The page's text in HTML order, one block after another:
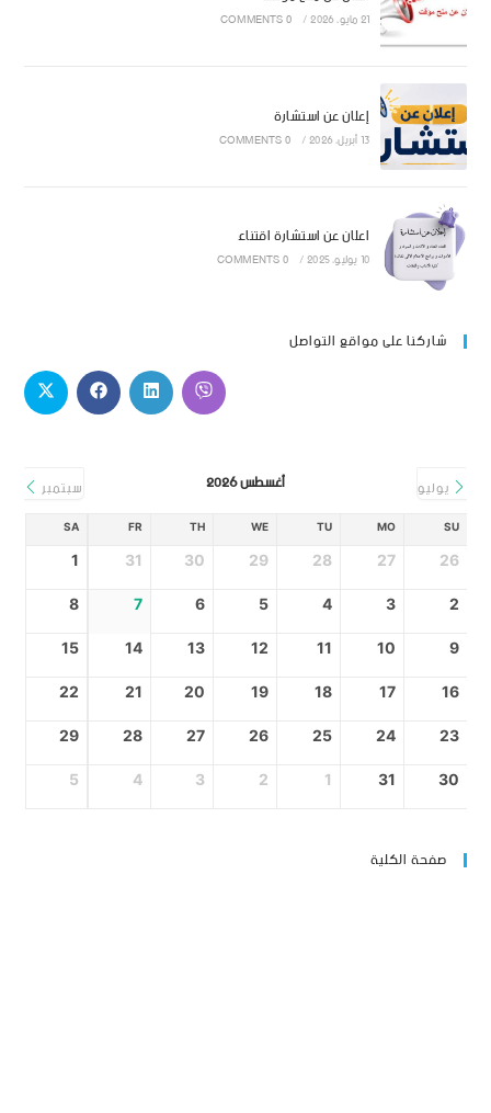
21 مايو، 2026 /
0 COMMENTS
إعلان عن استشارة
13 أبريل، 2026 /
0 COMMENTS
اعلان عن استشارة اقتناء
10 يوليو، 2025 /
0 COMMENTS
شاركنا على مواقع التواصل
يوليو أغسطس 2026 سبتمبر
SU
MO
TU
WE
TH
FR
SA
26
27
28
29
30
31
1
2
3
4
5
6
7
8
9
10
11
12
13
14
15
16
17
18
19
20
21
22
23
24
25
26
27
28
29
30
31
1
2
3
4
5
صفحة الكلية